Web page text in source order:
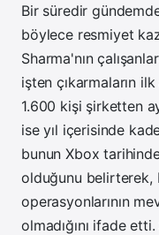
Bir süredir
böylece resmiyet
Sharma'nın
işten çıkarmaların
1.600 kişi şirketten
ise yıl içerisinde
bunun Xbox
olduğunu
operasyonlarının
olmadığını ifade